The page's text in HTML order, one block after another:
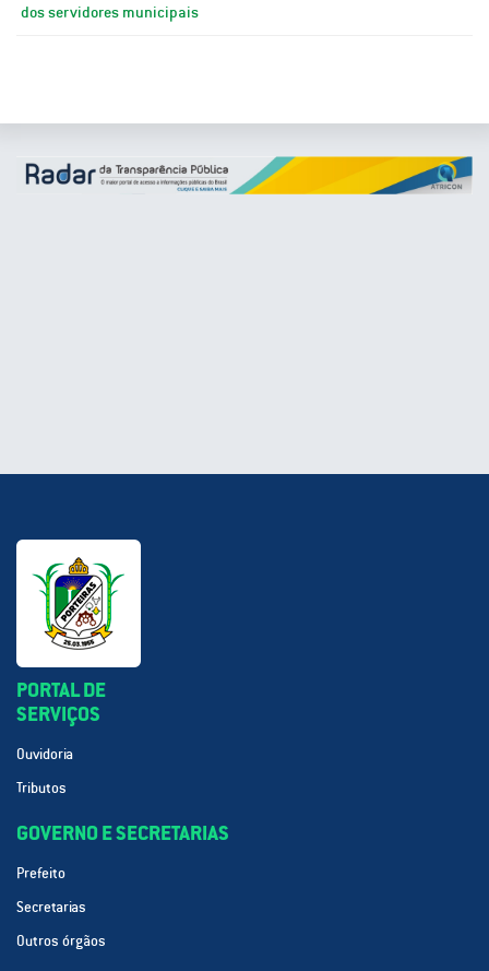
dos servidores municipais
PORTAL DE
SERVIÇOS
Ouvidoria
Tributos
GOVERNO E SECRETARIAS
Prefeito
Secretarias
Outros órgãos